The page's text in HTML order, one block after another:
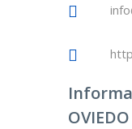
OVIEDO